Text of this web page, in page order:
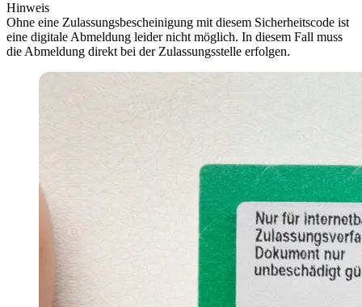
Hinweis
Ohne eine Zulassungsbescheinigung mit diesem Sicherheitscode ist
eine digitale Abmeldung leider nicht möglich. In diesem Fall muss
die Abmeldung direkt bei der Zulassungsstelle erfolgen.